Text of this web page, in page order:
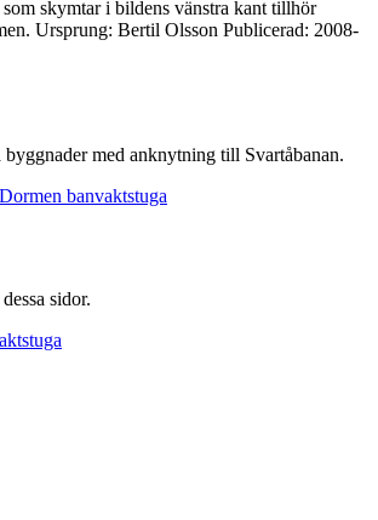
som skymtar i bildens vänstra kant tillhör
Ursprung: Bertil Olsson Publicerad: 2008-
byggnader med anknytning till Svartåbanan.
banvaktstuga
sidor.